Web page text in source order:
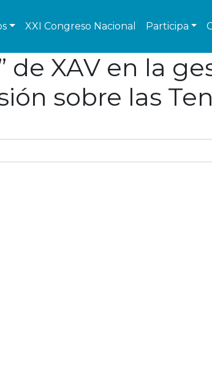
XXI Congreso Nacional Participa
de XAV en la
sobre las